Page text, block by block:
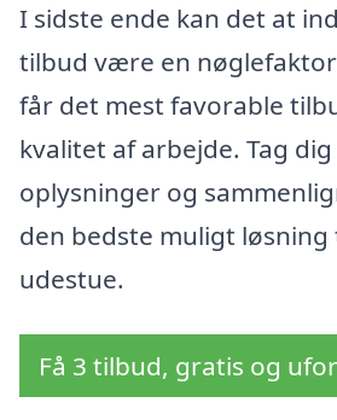
I sidste ende kan det at
tilbud være en
får det mest favorable
kvalitet af arbejde. Tag
oplysninger og
den bedste muligt løsning
udestue.
Få 3 tilbud, gratis og